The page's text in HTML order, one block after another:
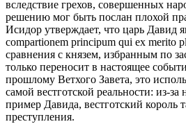
вследствие грехов, совершенных
решению мог быть послан плохой
Исидор утверждает, что царь Давид
compartionem principum qui ex merito
сравнения с князем, избранным по
только переносит в настоящее
прошлому Ветхого Завета, это
самой вестготской реальности: из-за
пример Давида, вестготский король
преступления.